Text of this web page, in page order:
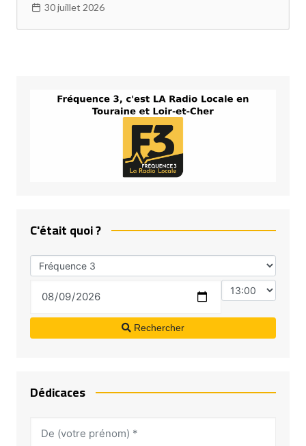
30 juillet 2026
C'était quoi ?
Rechercher
Dédicaces